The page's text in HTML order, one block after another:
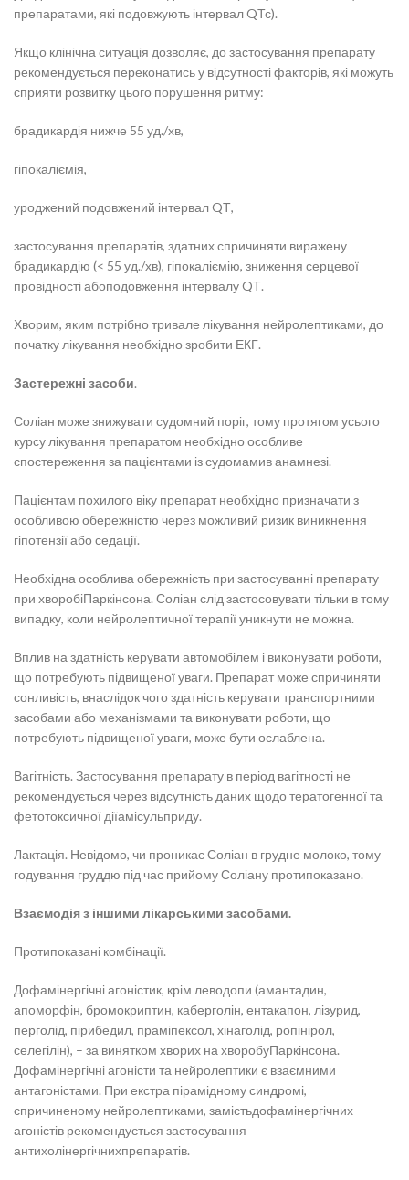
препаратами, які подовжують інтервал QТс).
Якщо клінічна ситуація дозволяє, до застосування препарату
рекомендується переконатись у відсутності факторів, які можуть
сприяти розвитку цього порушення ритму:
брадикардія нижче 55 уд./хв,
гіпокаліємія,
уроджений подовжений інтервал QТ,
застосування препаратів, здатних спричиняти виражену
брадикардію (< 55 уд./хв), гіпокаліємію, зниження серцевої
провідності абоподовження інтервалу QТ.
Хворим, яким потрібно тривале лікування нейролептиками, до
початку лікування необхідно зробити ЕКГ.
Застережні засоби.
Соліан може знижувати судомний поріг, тому протягом усього
курсу лікування препаратом необхідно особливе
спостереження за пацієнтами із судомамив анамнезі.
Пацієнтам похилого віку препарат необхідно призначати з
особливою обережністю через можливий ризик виникнення
гіпотензії або седації.
Необхідна особлива обережність при застосуванні препарату
при хворобіПаркінсона. Соліан слід застосовувати тільки в тому
випадку, коли нейролептичної терапії уникнути не можна.
Вплив на здатність керувати автомобілем і виконувати роботи,
що потребують підвищеної уваги. Препарат може спричиняти
сонливість, внаслідок чого здатність керувати транспортними
засобами або механізмами та виконувати роботи, що
потребують підвищеної уваги, може бути ослаблена.
Вагітність. Застосування препарату в період вагітності не
рекомендується через відсутність даних щодо тератогенної та
фетотоксичної діїамісульприду.
Лактація. Невідомо, чи проникає Соліан в грудне молоко, тому
годування груддю під час прийому Соліану протипоказано.
Взаємодія з іншими лікарськими засобами.
Протипоказані комбінації.
Дофамінергічні агоністик, крім леводопи (амантадин,
апоморфін, бромокриптин, каберголін, ентакапон, лізурид,
перголід, пірибедил, праміпексол, хінаголід, ропінірол,
селегілін), – за винятком хворих на хворобуПаркінсона.
Дофамінергічні агоністи та нейролептики є взаємними
антагоністами. При екстра пірамідному синдромі,
спричиненому нейролептиками, замістьдофамінергічних
агоністів рекомендується застосування
антихолінергічнихпрепаратів.